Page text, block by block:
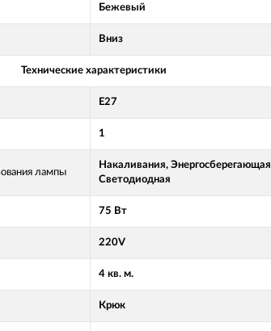
Бежевый
Вниз
Технические характеристики
E27
1
лампы
Накаливания,
Светодиодная
75 Вт
220V
4 кв. м.
Крюк